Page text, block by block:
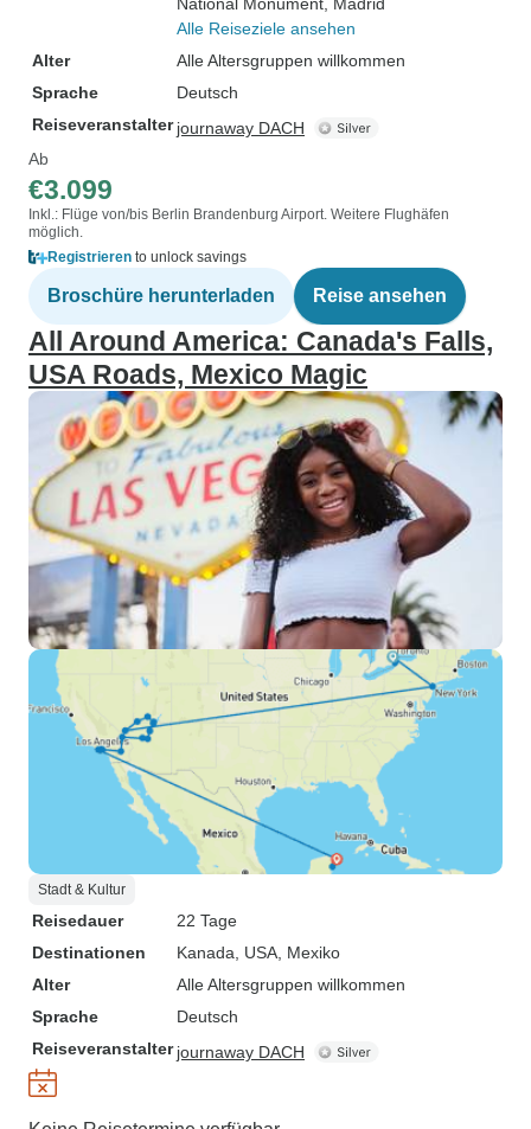
Alle Reiseziele ansehen
Alter
Alle Altersgruppen willkommen
Sprache
Deutsch
Reiseveranstalter journaway DACH
Ab
€3.099
Inkl.: Flüge von/bis Berlin Brandenburg Airport. Weitere Flughäfen
möglich.
Registrieren to unlock savings
Broschüre herunterladen Reise ansehen
All Around America: Canada's Falls,
USA Roads, Mexico Magic
Stadt & Kultur
Reisedauer
22 Tage
Destinationen
Kanada , USA , Mexiko
Alter
Alle Altersgruppen willkommen
Sprache
Deutsch
Reiseveranstalter journaway DACH